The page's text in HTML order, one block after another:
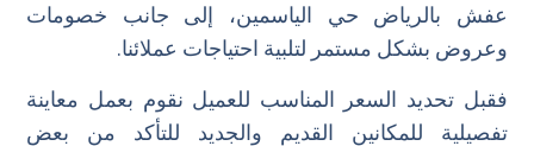
عفش بالرياض حي الياسمين، إلى جانب خصومات
وعروض بشكل مستمر لتلبية احتياجات عملائنا.
فقبل تحديد السعر المناسب للعميل نقوم بعمل معاينة
تفصيلية للمكانين القديم والجديد للتأكد من بعض